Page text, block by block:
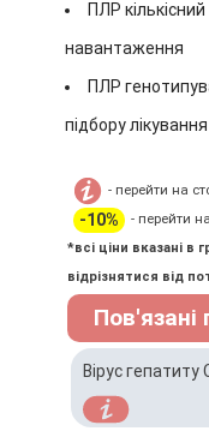
ПЛР
навантаження
ПЛР
підбору лікування
- перейти на
-10%
- перейти
*всі ціни вказані в
відрізнятися від
Пов'язані
Вірус гепатиту